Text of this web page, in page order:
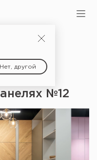
Нет, другой
№12